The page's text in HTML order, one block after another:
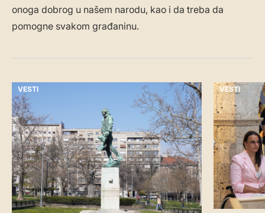
onoga dobrog u našem narodu, kao i da treba da
pomogne svakom građaninu.
VESTI VESTI